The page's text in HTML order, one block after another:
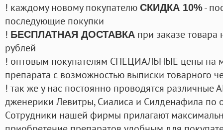
! каждому новому покупателю СКИДКА 10%-
последующие покупки
! БЕСПЛАТНАЯ ДОСТАВКА при заказе
рублей
! оптовым покупателям СПЕЦИАЛЬНЫЕ цены на
препарата с возможностью выписки товарного
! так же у нас постоянно проводятся
дженерики Левитры, Сиалиса и Силденафила по
Cотрудники нашей фирмы прилагают